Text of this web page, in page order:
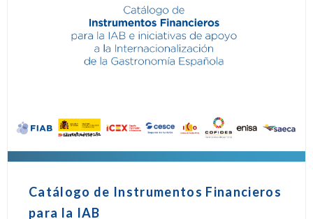
Catálogo de Instrumentos Financieros
para la IAB